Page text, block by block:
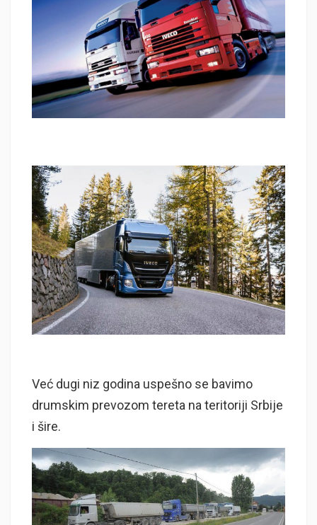
Već dugi niz godina uspešno se bavimo
drumskim prevozom tereta na teritoriji Srbije
i šire.